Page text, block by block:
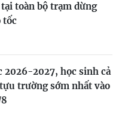
tại toàn bộ trạm dừng
tốc
2026-2027, học sinh cả
trường sớm nhất vào